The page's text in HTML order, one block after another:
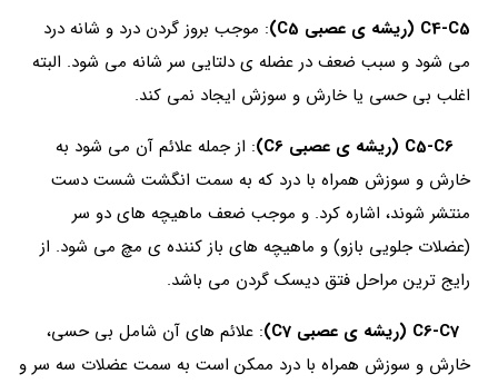
C4-C5 (ریشه ی عصبی C5)
: موجب بروز گردن درد و شانه درد
می شود و سبب ضعف در عضله ی دلتایی سر شانه می شود. البته
اغلب بی حسی یا خارش و سوزش ایجاد نمی کند.
: از جمله علائم آن می شود به
خارش و سوزش همراه با درد که به سمت انگشت شست دست
منتشر شوند، اشاره کرد. و موجب ضعف ماهیچه های دو سر
(عضلات جلویی بازو) و ماهیچه های باز کننده ی مچ می شود. از
رایج ترین مراحل فتق دیسک گردن می باشد.
: علائم های آن شامل بی حسی،
خارش و سوزش همراه با درد ممکن است به سمت عضلات سه سر و